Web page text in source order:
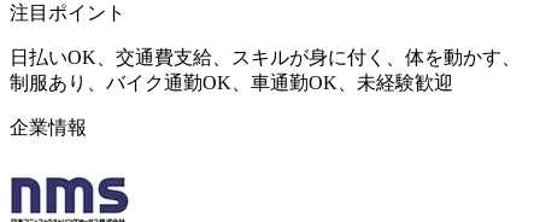
注目ポイント
日払いOK、交通費支給、スキルが身に付く、体を動かす、
制服あり、バイク通勤OK、車通勤OK、未経験歓迎
企業情報